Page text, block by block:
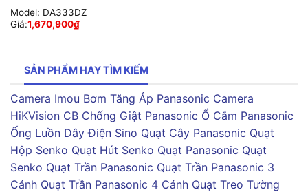
Model: DA333DZ
Giá:1,670,900₫
SẢN PHẨM HAY TÌM KIẾM
Camera Imou Bơm Tăng Áp Panasonic Camera
HiKVision CB Chống Giật Panasonic Ổ Cắm Panasonic
Ống Luồn Dây Điện Sino Quạt Cây Panasonic Quạt
Hộp Senko Quạt Hút Senko Quạt Panasonic Quạt
Senko Quạt Trần Panasonic Quạt Trần Panasonic 3
Cánh Quạt Trần Panasonic 4 Cánh Quạt Treo Tường